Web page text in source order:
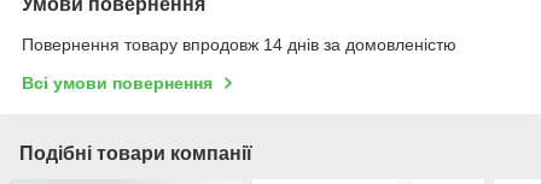
Умови повернення
Повернення товару впродовж 14 днів за домовленістю
Всі умови повернення
Подібні товари компанії